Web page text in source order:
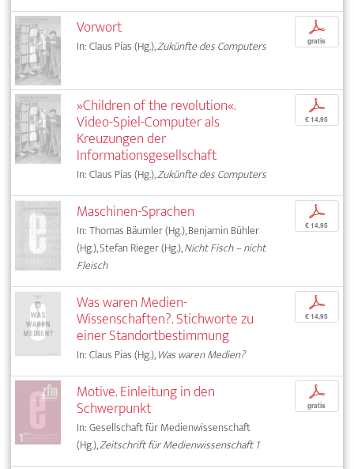
Vorwort
In: Claus Pias (Hg.),Zukünfte des Computers
p
gratis
»Children of the revolution«.
Video-Spiel-Computer als
Kreuzungen der
Informationsgesellschaft
In: Claus Pias (Hg.),Zukünfte des Computers
p
€ 14,95
Maschinen-Sprachen
In: Thomas Bäumler (Hg.), Benjamin Bühler
(Hg.), Stefan Rieger (Hg.),Nicht Fisch – nicht
Fleisch
p
€ 14,95
Was waren Medien-
Wissenschaften?. Stichworte zu
einer Standortbestimmung
In: Claus Pias (Hg.),Was waren Medien?
p
€ 14,95
Motive. Einleitung in den
Schwerpunkt
In: Gesellschaft für Medienwissenschaft
(Hg.),Zeitschrift für Medienwissenschaft 1
p
gratis